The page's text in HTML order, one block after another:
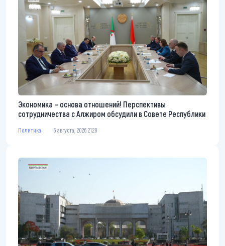
Экономика – основа отношений! Перспективы
сотрудничества с Алжиром обсудили в Совете Республики
Политика 6 августа, 2026 21:28